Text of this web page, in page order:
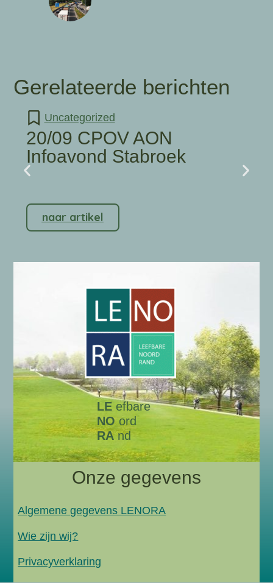
Gerelateerde berichten
Uncategorized
20/09 CPOV AON
Infoavond Stabroek
naar artikel
LE efbare
NOord
RAnd
Onze gegevens
Algemene gegevens LENORA
Wie zijn wij?
Privacyverklaring